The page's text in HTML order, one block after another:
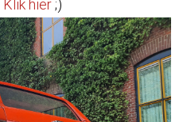
Klik hier;)